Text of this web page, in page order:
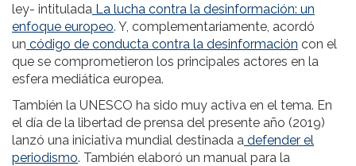
ley- intitulada La lucha contra la desinformación: un
enfoque europeo. Y, complementariamente, acordó
un código de conducta contra la desinformación con el
que se comprometieron los principales actores en la
esfera mediática europea.
También la UNESCO ha sido muy activa en el tema. En
el día de la libertad de prensa del presente año (2019)
lanzó una iniciativa mundial destinada a defender el
periodismo. También elaboró un manual para la